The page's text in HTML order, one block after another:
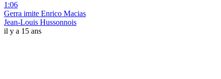
1:06
Gerra imite Enrico Macias
Jean-Louis Hussonnois
il y a 15 ans